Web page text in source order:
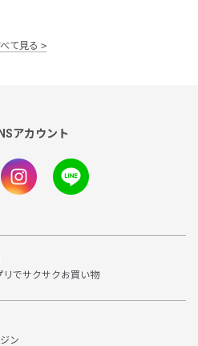
て見る
アカウント
リでサクサクお買い物
ン